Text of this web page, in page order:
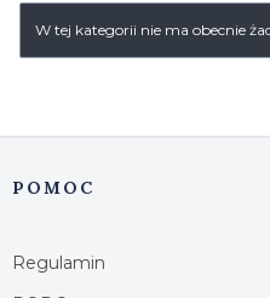
Lista produktów
W tej kategorii nie ma obecnie
Linki w stopce
POMOC
Regulamin